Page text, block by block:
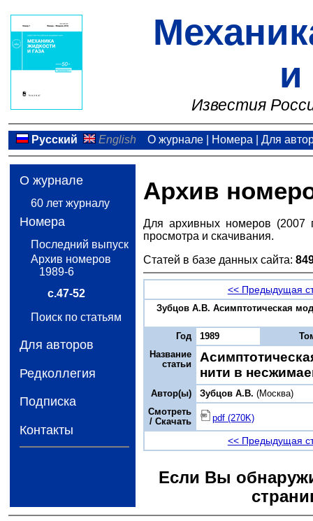
и
Известия
Русский English О журнале| Номера Для
О журнале
60 лет журналу
Номера
Последний выпуск
Архив номеров
1989-6
с.47-52
Поиск по статьям
Для авторов
Редколлегия
Подписка
Контакты
Архив
Для архивных номеров (2007
просмотра и скачивания.
Статей в базе данных сайта:
<< Предыдущая
Зубцов А.В. Асимптотическая
Год 1989
Название
статьи
нити в
Автор(ы) Зубцов А.В. (Москва)
Смотреть
/ Скачать
pdf (270K)
<< Предыдущая
Если Вы